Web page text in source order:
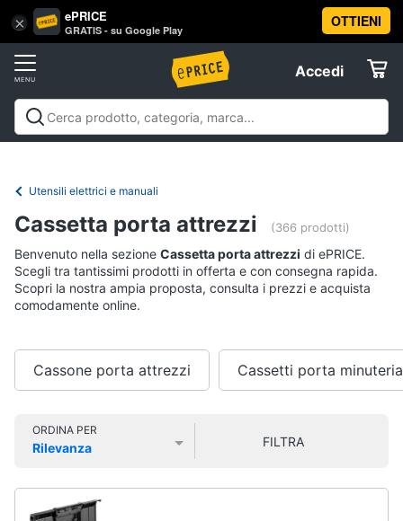
× ePRICE
GRATIS - su Google Play
OTTIENI
Accedi
Accedi
Registrati
Offerte
Informatica
Telefonia
Tv
Home
Cinema
home
Vai
al
Brico
Giardinaggio
elettrici
e
manuali
Trapani
Livella
Generatore
Sega
circolare
tutti
Insetticidi
giardinaggioFalegnameria
SeminaSicurezza e automazione casa Offerte
Utensili elettrici e manuali
Cassetta porta attrezzi (366 prodotti)
Benvenuto nella sezione Cassetta porta attrezzi di ePRICE.
Scegli tra tantissimi prodotti in offerta e con consegna rapida.
Scopri la nostra ampia proposta, consulta i prezzi e acquista
comodamente online.
Cassone porta attrezzi Cassetti porta minuteria
ORDINA PER
Rilevanza
FILTRA